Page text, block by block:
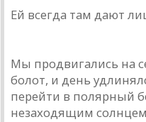
Ей всегда там дают
Мы продвигались на
болот, и день
перейти в полярный
незаходящим